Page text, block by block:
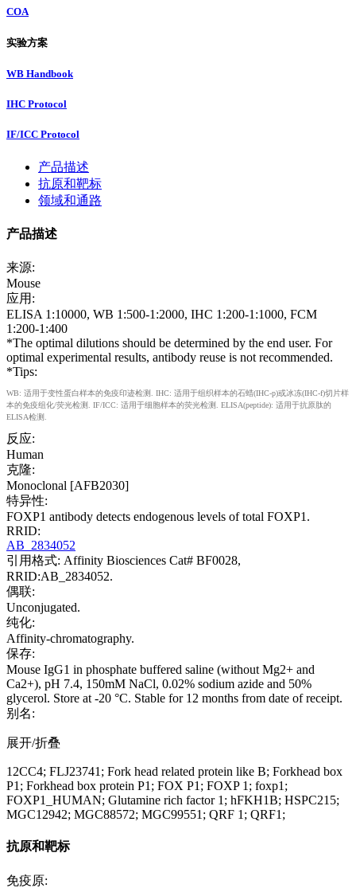
COA
实验方案
WB Handbook
IHC Protocol
IF/ICC Protocol
产品描述
抗原和靶标
领域和通路
产品描述
来源:
Mouse
应用:
ELISA 1:10000, WB 1:500-1:2000, IHC 1:200-1:1000, FCM
1:200-1:400
*The optimal dilutions should be determined by the end user. For
optimal experimental results, antibody reuse is not recommended.
*Tips:
WB: 适用于变性蛋白样本的免疫印迹检测. IHC: 适用于组织样本的石蜡(IHC-p)或冰冻(IHC-f)切片样
本的免疫组化/荧光检测. IF/ICC: 适用于细胞样本的荧光检测. ELISA(peptide): 适用于抗原肽的
ELISA检测.
反应:
Human
克隆:
Monoclonal [AFB2030]
特异性:
FOXP1 antibody detects endogenous levels of total FOXP1.
RRID:
AB_2834052
引用格式: Affinity Biosciences Cat# BF0028,
RRID:AB_2834052.
偶联:
Unconjugated.
纯化:
Affinity-chromatography.
保存:
Mouse IgG1 in phosphate buffered saline (without Mg2+ and
Ca2+), pH 7.4, 150mM NaCl, 0.02% sodium azide and 50%
glycerol. Store at -20 °C. Stable for 12 months from date of receipt.
别名:
展开/折叠
12CC4; FLJ23741; Fork head related protein like B; Forkhead box
P1; Forkhead box protein P1; FOX P1; FOXP 1; foxp1;
FOXP1_HUMAN; Glutamine rich factor 1; hFKH1B; HSPC215;
MGC12942; MGC88572; MGC99551; QRF 1; QRF1;
抗原和靶标
免疫原: